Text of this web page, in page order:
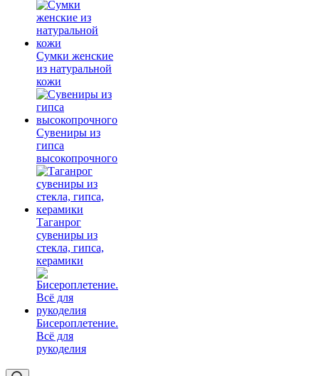
Сумки женские
из натуральной
кожи
Сувениры из
гипса
высокопрочного
Таганрог
сувениры из
стекла, гипса,
керамики
Бисероплетение.
Всё для
рукоделия